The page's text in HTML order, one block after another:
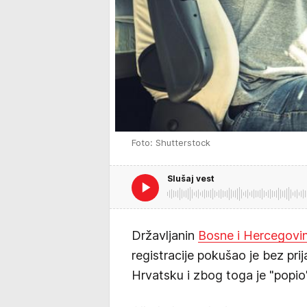
Foto: Shutterstock
Slušaj vest
Državljanin Bosne i
registracije pokušao je bez
Hrvatsku i zbog toga je